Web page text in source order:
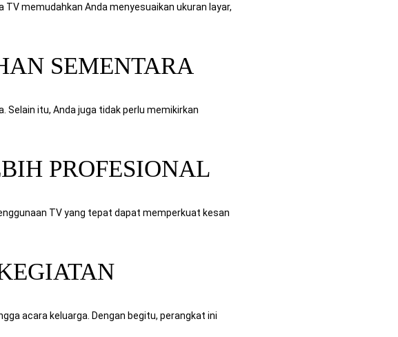
memudahkan Anda menyesuaikan ukuran layar,
SEMENTARA
Selain itu, Anda juga tidak perlu memikirkan
PROFESIONAL
TV yang tepat dapat memperkuat kesan
acara keluarga. Dengan begitu, perangkat ini